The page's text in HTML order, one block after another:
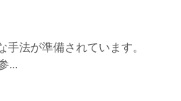
法が準備されています。
...